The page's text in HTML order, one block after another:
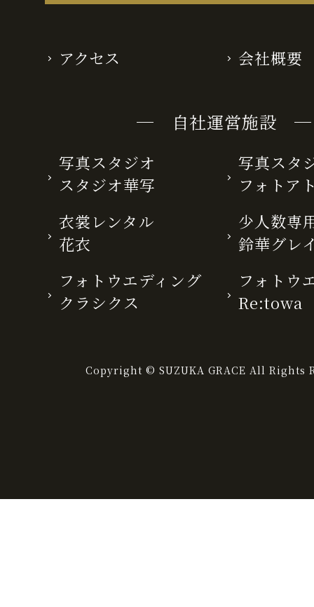
アクセス 会社概要
─ 自社運営施設 ─
写真スタジオ
スタジオ華写
写真スタ
フォトア
衣裳レンタル
花衣
少人数専
鈴華グレ
フォトウエディング
クラシクス
フォトウ
Re:towa
Copyright © SUZUKA GRACE All Rights